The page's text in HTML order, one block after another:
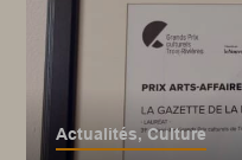
Actualités,Culture